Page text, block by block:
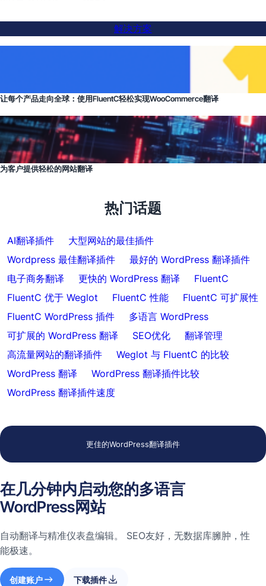
解决方案
让每个产品走向全球：使用FluentC轻松实现WooCommerce翻译
为客户提供轻松的网站翻译
热门话题
AI翻译插件
大型网站的最佳插件
Wordpress 最佳翻译插件
最好的 WordPress 翻译插件
电子商务翻译
更快的 WordPress 翻译
FluentC
FluentC 优于 Weglot
FluentC 性能
FluentC 可扩展性
FluentC WordPress 插件
多语言 WordPress
可扩展的 WordPress 翻译
SEO优化
翻译管理
高流量网站的翻译插件
Weglot 与 FluentC 的比较
WordPress 翻译
WordPress 翻译插件比较
WordPress 翻译插件速度
更佳的WordPress翻译插件
在几分钟内启动您的多语言
WordPress网站
自动翻译与精准仪表盘编辑。 SEO友好，无数据库臃肿，性
能极速。
创建账户 下载插件